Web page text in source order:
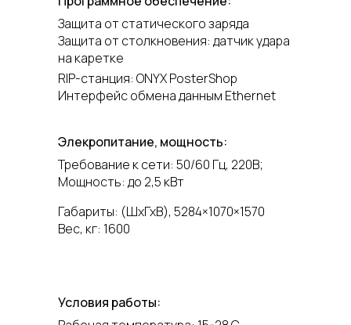
Условия работы:
Требование к сети: 50/60 Гц, 220В;
Мощность: до 2,5 кВт
RIP-станция: ONYX PosterShop
Интерфейс обмена данным Ethernet
Элекропитание, мощность:
Защита от статического заряда
Защита от столкновения: датчик удара
на каретке
Габариты: (ШхГхВ), 5284×1070×1570
Вес, кг: 1600